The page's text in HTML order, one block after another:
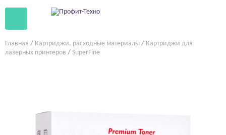
Главная / Картриджи, расходные материалы / Картриджи для
лазерных принтеров / SuperFine